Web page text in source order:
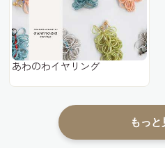
あわのわイヤリング
もっと